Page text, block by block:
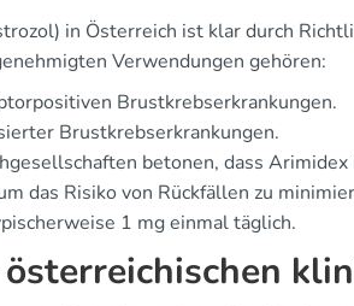
in Österreich ist klar durch
Verwendungen gehören:
Brustkrebserkrankungen.
Brustkrebserkrankungen.
betonen, dass
das Risiko von Rückfällen zu
1 mg einmal täglich.